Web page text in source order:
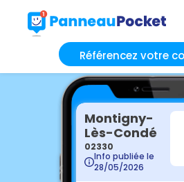
Référencez votre
Montigny-
Lès-Condé
02330
Info publiée le
28/05/2026